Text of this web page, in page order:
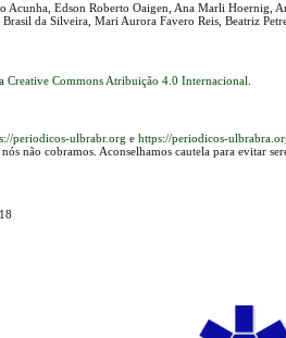
Edson Roberto Oaigen, Ana Marli Hoernig,
da Silveira, Mari Aurora Favero Reis, Beatriz
Creative Commons Atribuição 4.0 Internacional
periodicos-ulbrabr.org ehttps://periodicos-
não cobramos. Aconselhamos cautela para evitar